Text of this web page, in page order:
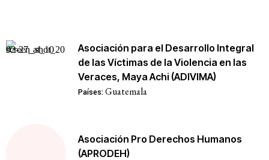
Asociación para el Desarrollo Integral
de las Víctimas de la Violencia en las
Veraces, Maya Achi (ADIVIMA)
Países:Guatemala
Asociación Pro Derechos Humanos
(APRODEH)